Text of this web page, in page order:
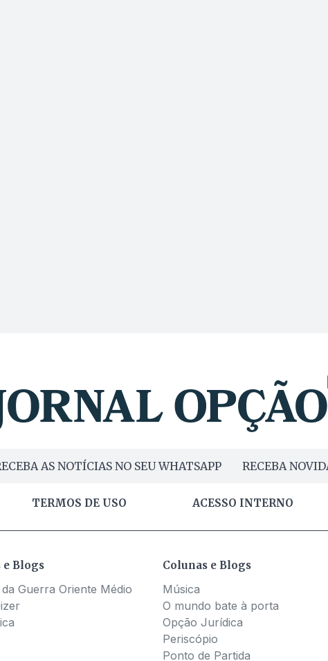
AS NOTÍCIAS NO SEU WHATSAPP RECEBA
TERMOS DE USO ACESSO INTERNO
e Blogs
da Guerra Oriente Médio
Colunas e Blogs
Música
O mundo bate à porta
Opção Jurídica
Periscópio
Ponto de Partida